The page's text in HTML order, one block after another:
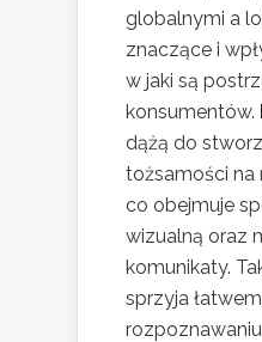
globalnymi a
znaczące i
w jaki są
konsumentów.
dążą do
tożsamości na
co obejmuje
wizualną oraz
komunikaty.
sprzyja